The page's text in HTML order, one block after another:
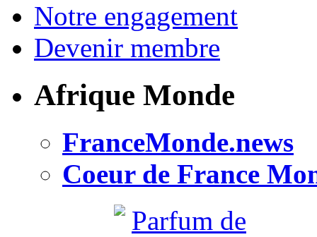
Notre engagement
Devenir membre
Afrique Monde
FranceMonde.news
Coeur de France